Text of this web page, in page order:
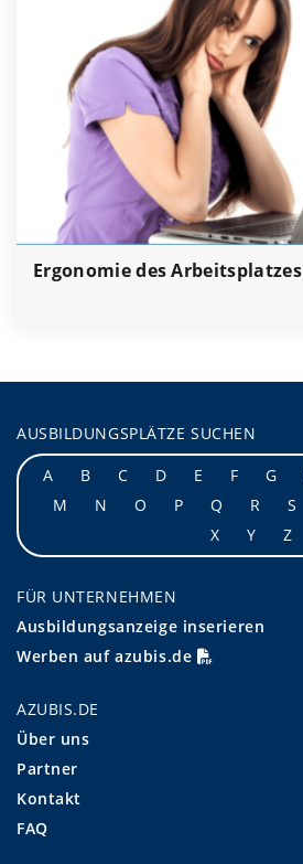
Ergonomie des Arbeitsplatzes
AUSBILDUNGSPLÄTZE SUCHEN
A
B C D E F G
M
N O P Q R S
X
Y Z
FÜR UNTERNEHMEN
Ausbildungsanzeige inserieren
Werben auf azubis.de
AZUBIS.DE
Über uns
Partner
Kontakt
FAQ